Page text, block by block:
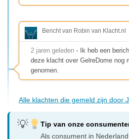
Bericht van Robin van Klacht.nl
2 jaren geleden - Ik heb een
deze klacht over GelreDome nog
genomen.
Alle klachten die gemeld zijn door
Tip van onze
Als consument in